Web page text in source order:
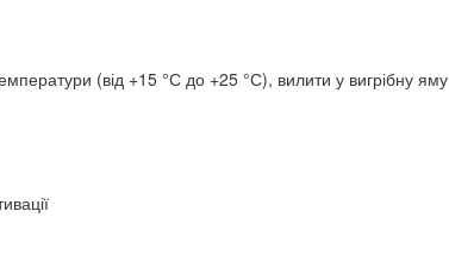
(від +15 °С до +25 °С), вилити у вигрібну яму